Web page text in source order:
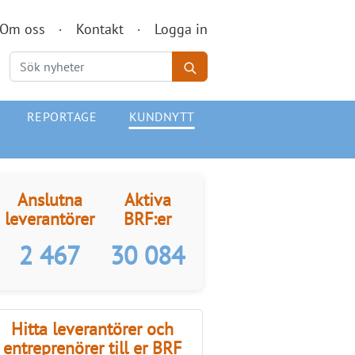
Om oss Kontakt Logga in
REPORTAGE
KUNDNYTT
Anslutna
leverantörer
2 467
Aktiva
BRF:er
30 084
Hitta leverantörer och
entreprenörer till er BRF